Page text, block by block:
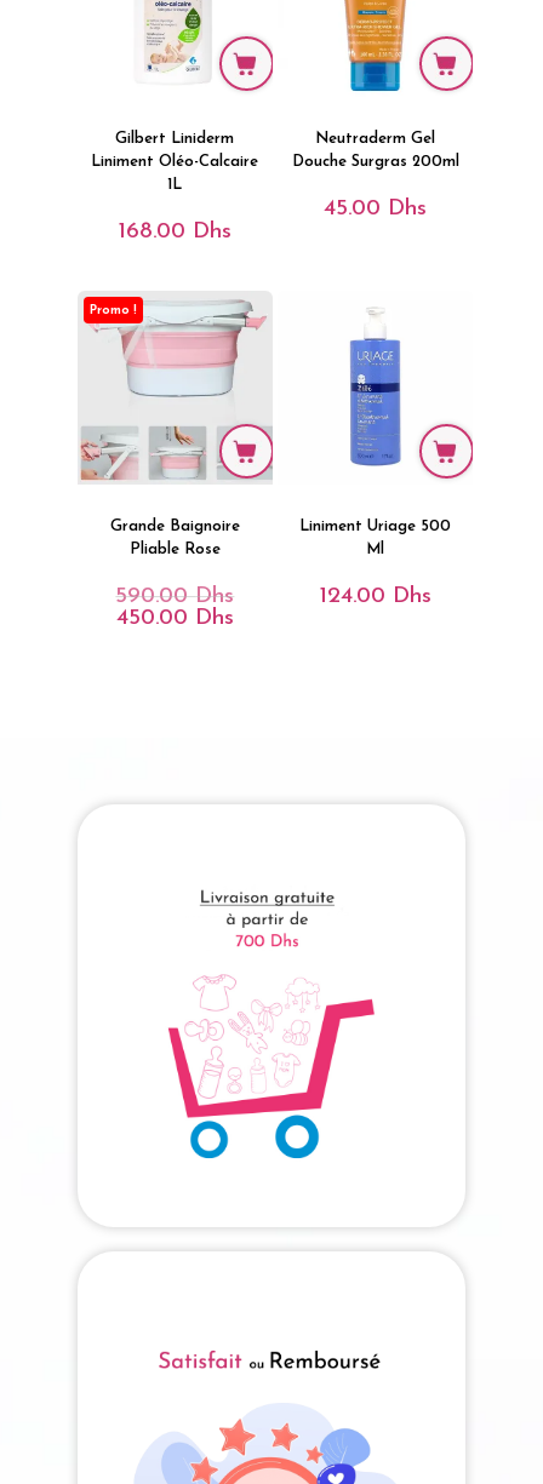
Gilbert Liniderm
Liniment Oléo-Calcaire
1L
168.00 Dhs
Neutraderm Gel
Douche Surgras 200ml
45.00 Dhs
Promo !
Grande Baignoire
Pliable Rose
590.00DhsLe
450.00 DhsLe
Liniment Uriage 500
Ml
124.00 Dhs